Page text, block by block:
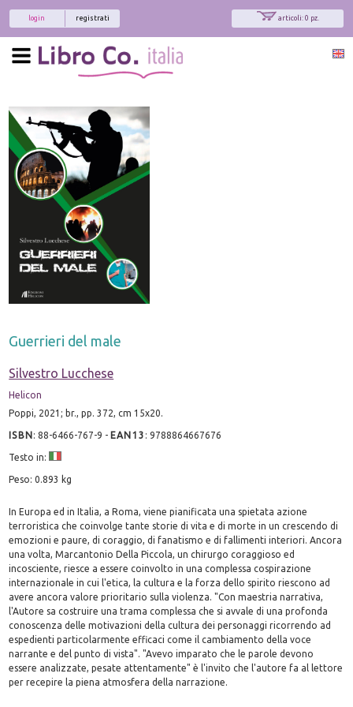
articoli: 0 pz.
registrati
login
Guerrieri del male
Silvestro Lucchese
Helicon
Poppi, 2021; br., pp. 372, cm 15x20.
ISBN:88-6466-767-9 - EAN13 :9788864667676
Testo in:
Peso: 0.893 kg
In Europa ed in Italia, a Roma, viene pianificata una spietata azione
terroristica che coinvolge tante storie di vita e di morte in un crescendo di
emozioni e paure, di coraggio, di fanatismo e di fallimenti interiori. Ancora
una volta, Marcantonio Della Piccola, un chirurgo coraggioso ed
incosciente, riesce a essere coinvolto in una complessa cospirazione
internazionale in cui l'etica, la cultura e la forza dello spirito riescono ad
avere ancora valore prioritario sulla violenza. "Con maestria narrativa,
l'Autore sa costruire una trama complessa che si avvale di una profonda
conoscenza delle motivazioni della cultura dei personaggi ricorrendo ad
espedienti particolarmente efficaci come il cambiamento della voce
narrante e del punto di vista". "Avevo imparato che le parole devono
essere analizzate, pesate attentamente" è l'invito che l'autore fa al lettore
per recepire la piena atmosfera della narrazione.